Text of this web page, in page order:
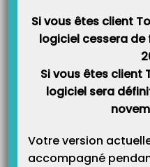
Catégories
Si vous êtes client
logiciel cessera de
Si vous êtes client
logiciel sera
Votre version
accompagné